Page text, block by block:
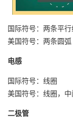
国际符号：两条平
美国符号：两条圆弧
电感
国际符号：线圈
美国符号：线圈，
二极管